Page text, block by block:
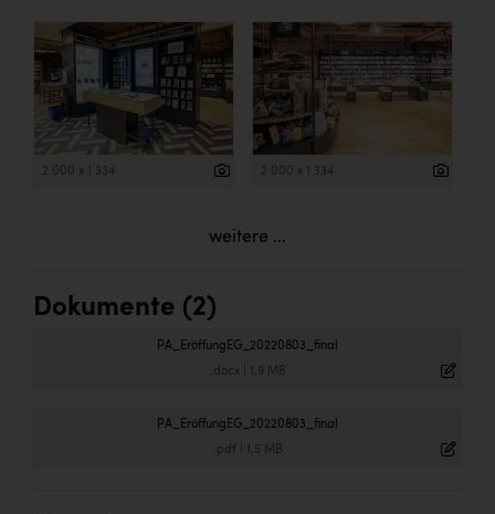
2 000 x 1 334 2 000 x 1 334
weitere ...
Dokumente (2)
PA_EröffungEG_20220803_final
.docx| 1,9 MB
PA_EröffungEG_20220803_final
.pdf 1,5 MB